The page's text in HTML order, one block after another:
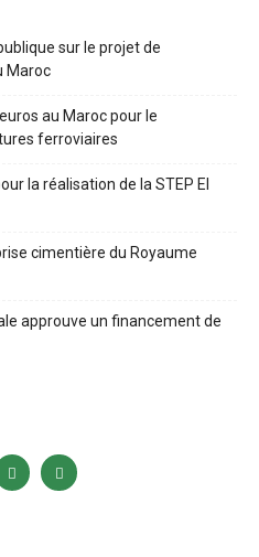
sur le projet de
Maroc
au Maroc pour le
ferroviaires
la réalisation de la STEP El
cimentière du Royaume
approuve un financement de